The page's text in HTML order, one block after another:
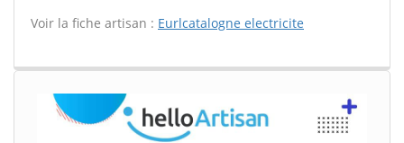
Voir la fiche artisan : Eurlcatalogne electricite